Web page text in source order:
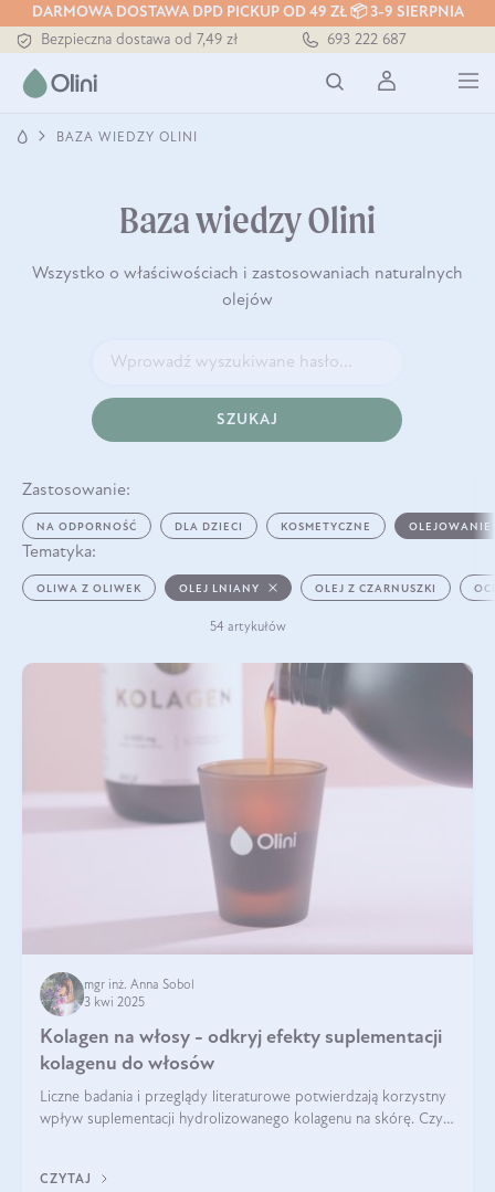
DARMOWA DOSTAWA DPD PICKUP OD 49 ZŁ 📦 3-9 SIERPNIA
Tłoczony zawsze na zimno
Bezpieczna dostawa od 7,49 zł
Tłoczony zawsze na zimno
693 222 687
BAZA WIEDZY OLINI
Baza wiedzy Olini
Wszystko o właściwościach i zastosowaniach naturalnych
olejów
SZUKAJ
Zastosowanie:
NA ODPORNOŚĆ DLA DZIECI KOSMETYCZNE OLEJOWANIE
Tematyka:
OLIWA Z OLIWEK OLEJ LNIANY OLEJ Z CZARNUSZKI
54 artykułów
mgr inż. Anna Sobol
3 kwi 2025
Kolagen na włosy - odkryj efekty suplementacji
kolagenu do włosów
Liczne badania i przeglądy literaturowe potwierdzają korzystny
wpływ suplementacji hydrolizowanego kolagenu na skórę. Czy
CZYTAJ